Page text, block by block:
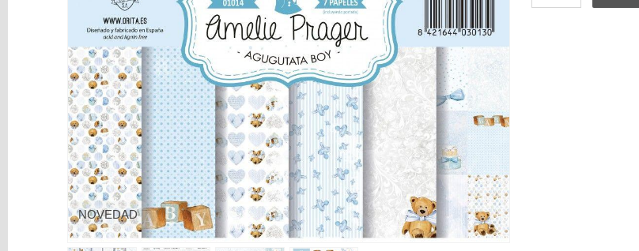
NAVIDAD
Herramientas
3D
Liquidación
Scrapbooking
Resinas
Colorantes
Tarjeta
NOVEDAD